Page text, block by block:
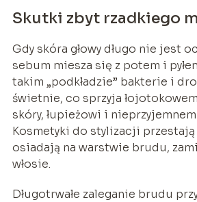
Skutki zbyt rzadkiego
Gdy skóra głowy długo nie jest
sebum miesza się z potem i
takim „podkładzie” bakterie i
świetnie, co sprzyja
skóry, łupieżowi i
Kosmetyki do stylizacji przestają
osiadają na warstwie brudu,
włosie.
Długotrwałe zaleganie brudu